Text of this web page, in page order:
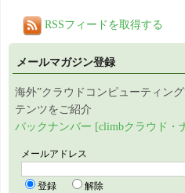
RSSフィードを取得する
メールマガジン登録
海外”クラウドコンピューティン
テンツをご紹介
バックナンバー [climbクラウド・